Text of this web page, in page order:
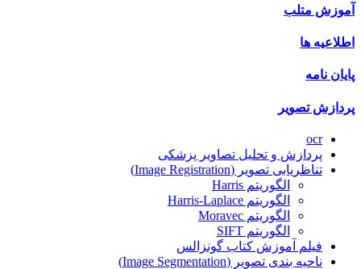
آموزش متلب
اطلاعیه ها
پایان نامه
پردازش تصویر
ocr
پردازش و تحلیل تصاویر پزشکی
تناظریابی تصویر (Image Registration)
الگوریتم Harris
الگوریتم Harris-Laplace
الگوریتم Moravec
الگوریتم SIFT
فیلم آموزش کتاب گونزالس
ناحیه بندی تصویر (Image Segmentation)